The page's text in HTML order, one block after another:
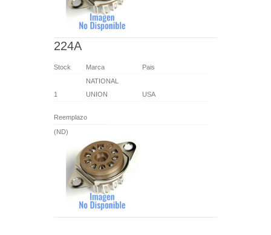
224A
Stock Marca Pais
1
NATIONAL
UNION
USA
Reemplazo
(ND)